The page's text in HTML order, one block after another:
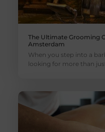
The Ultimate Grooming
Amsterdam
When you step into a
looking for more than